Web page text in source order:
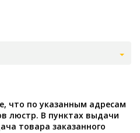
что по указанным адресам
люстр. В пунктах выдачи
товара заказанного